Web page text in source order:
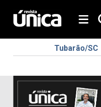
Tubarão/SC